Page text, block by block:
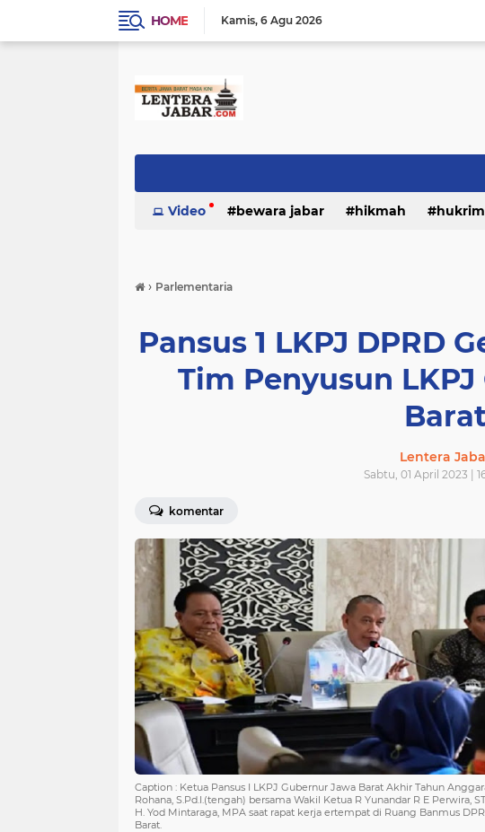
HOME Kamis 6 Agu 2026
Video bewara jabar hikmah hukrim
› Parlementaria
Pansus 1 LKPJ DPRD
Tim Penyusun
Lentera
Sabtu, 01 April 2023 |
komentar
Caption : Ketua Pansus I LKPJ Gubernur Jawa Barat Akhir Tahun
Rohana, S.Pd.I.(tengah) bersama Wakil Ketua R Yunandar R E Perwira,
H. Yod Mintaraga, MPA saat rapat kerja ertempat di Ruang Banmus
Barat.